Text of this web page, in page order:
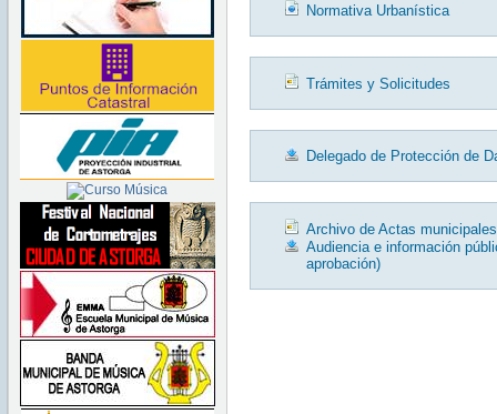
Normativa Urbanística
Trámites y Solicitudes
Delegado de Protección de
Archivo de Actas municipales
Audiencia e información
aprobación)